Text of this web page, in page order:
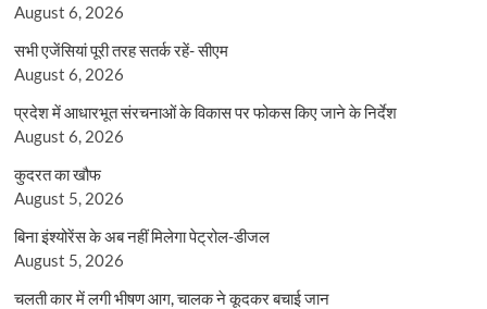
August 6, 2026
सभी एजेंसियां पूरी तरह सतर्क रहें- सीएम
August 6, 2026
प्रदेश में आधारभूत संरचनाओं के विकास पर फोकस किए जाने के निर्देश
August 6, 2026
कुदरत का खौफ
August 5, 2026
बिना इंश्योरेंस के अब नहीं मिलेगा पेट्रोल-डीजल
August 5, 2026
चलती कार में लगी भीषण आग, चालक ने कूदकर बचाई जान